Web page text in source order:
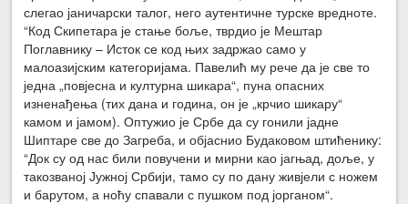
слегао јаничарски талог, него аутентичне турске вредноте.
“Код Скипетара је стање боље, тврдио је Мештар
Поглавнику – Исток се код њих задржао само у
малоазијским категоријама. Павелић му рече да је све то
једна „повјесна и културна шикара“, пуна опасних
изненађења (тих дана и година, он је „крчио шикару“
камом и јамом). Оптужио је Србе да су гонили јадне
Шиптаре све до Загреба, и објаснио Будаковом штићенику:
“Док су од нас били повучени и мирни као јагњад, доље, у
такозваној Јужној Србији, тамо су по дану живјели с ножем
и барутом, а ноћу спавали с пушком под јорганом“.